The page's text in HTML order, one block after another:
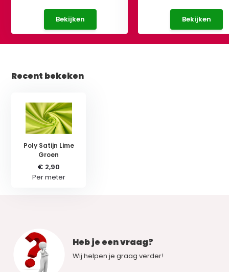
Bekijken Bekijken
Recent bekeken
Poly Satijn Lime
Groen
€ 2,90
Per meter
Heb je een vraag?
Wij helpen je graag verder!